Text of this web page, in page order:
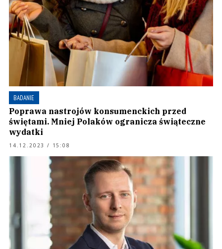
BADANIE
Poprawa nastrojów konsumenckich przed
świętami. Mniej Polaków ogranicza świąteczne
wydatki
14.12.2023 / 15:08